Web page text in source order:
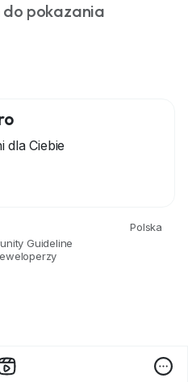
do pokazania
dla Ciebie
Polska
Guideline